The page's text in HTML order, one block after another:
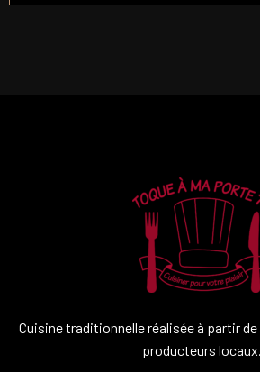
Cuisine traditionnelle réalisée à partir
producteurs locaux.